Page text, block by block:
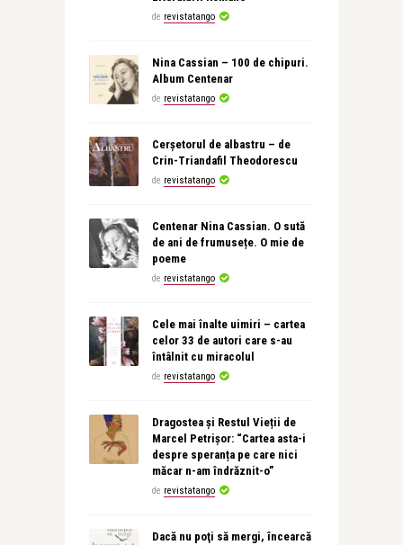
de revistatango
Nina Cassian – 100 de chipuri.
Album Centenar
de revistatango
Cerșetorul de albastru – de
Crin-Triandafil Theodorescu
de revistatango
Centenar Nina Cassian. O sută
de ani de frumusețe. O mie de
poeme
de revistatango
Cele mai înalte uimiri – cartea
celor 33 de autori care s-au
întâlnit cu miracolul
de revistatango
Dragostea și Restul Vieții de
Marcel Petrișor: “Cartea asta-i
despre speranța pe care nici
măcar n-am îndrăznit-o”
de revistatango
Dacă nu poţi să mergi, încearcă